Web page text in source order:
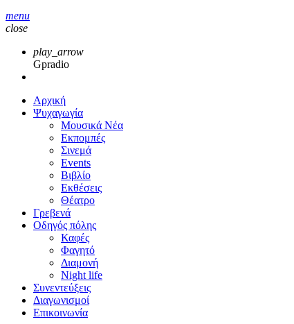
menu
close
play_arrow
Gpradio
Αρχική
Ψυχαγωγία
Μουσικά Νέα
Εκπομπές
Σινεμά
Events
Βιβλίο
Εκθέσεις
Θέατρο
Γρεβενά
Οδηγός πόλης
Καφές
Φαγητό
Διαμονή
Night life
Συνεντεύξεις
Διαγωνισμοί
Επικοινωνία